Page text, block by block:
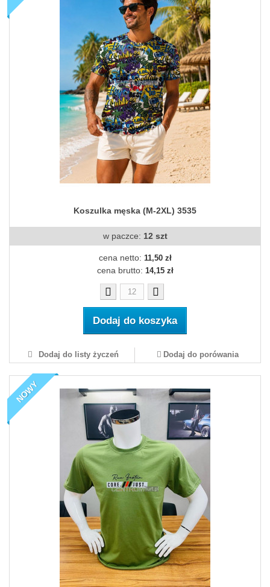
Koszulka męska (M-2XL) 3535
w paczce: 12 szt
cena netto: 11,50 zł
cena brutto: 14,15 zł
Dodaj do koszyka
Dodaj do listy życzeń Dodaj do porówania
NOWY